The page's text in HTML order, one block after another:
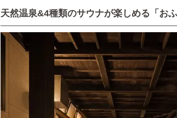
天然温泉&4種類のサウナが楽しめる「お